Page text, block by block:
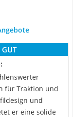
GUT
für Traktion und
und
er eine solide